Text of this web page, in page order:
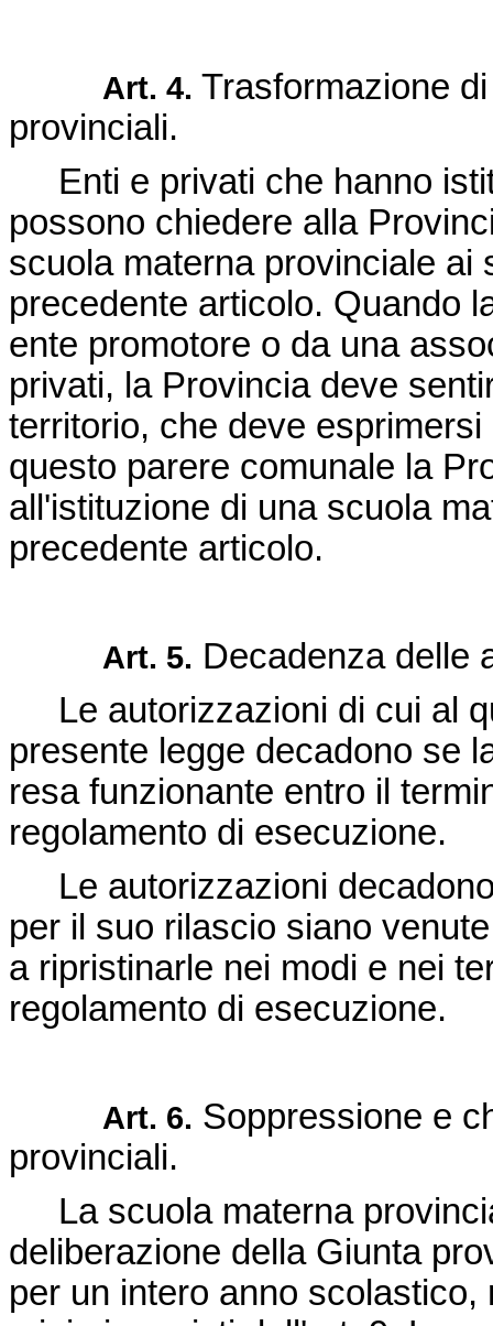
Art. 4. Trasformazione
provinciali.
Enti e privati che hanno
possono chiedere alla
scuola materna provinciale ai
precedente articolo. Quando
ente promotore o da una
privati, la Provincia deve
territorio, che deve
questo parere comunale la
all'istituzione di una scuola
precedente articolo.
Art. 5. Decadenza delle
Le autorizzazioni di cui al
presente legge decadono se
resa funzionante entro il
regolamento di esecuzione.
Le autorizzazioni
per il suo rilascio siano
a ripristinarle nei modi e nei
regolamento di esecuzione.
Art. 6. Soppressione e
provinciali.
La scuola materna
deliberazione della Giunta
per un intero anno